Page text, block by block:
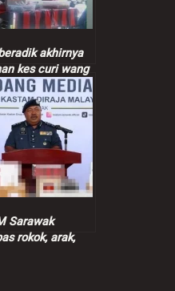
akhirnya
kes curi wang
nasi bajet
Sarawak
rokok, arak,